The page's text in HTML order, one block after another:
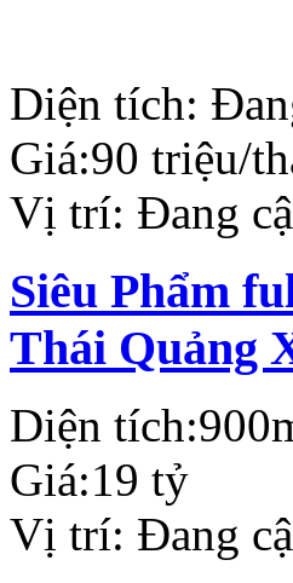
Diện tích:
Giá:90 triệu/
Vị trí: Đang
Siêu Phẩm
Thái Quảng
Diện tích:
Giá:19 tỷ
Vị trí: Đang